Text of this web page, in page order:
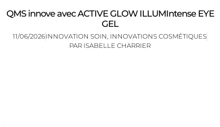
QMS innove avec ACTIVE GLOW ILLUMIntense EYE
GEL
11/06/2026INNOVATION SOIN INNOVATIONS COSMÉTIQUES
PAR ISABELLE CHARRIER